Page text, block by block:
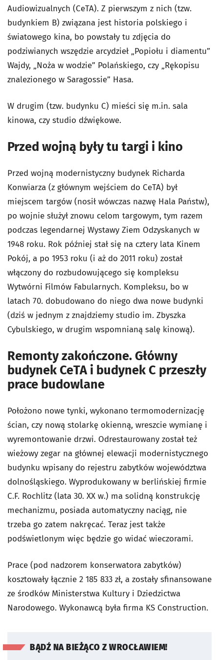
Audiowizualnych (CeTA). Z pierwszym z nich (tzw.
budynkiem B) związana jest historia polskiego i
światowego kina, bo powstały tu zdjęcia do
podziwianych wszędzie arcydzieł „Popiołu i diamentu”
Wajdy, „Noża w wodzie” Polańskiego, czy „Rękopisu
znalezionego w Saragossie” Hasa.
W drugim (tzw. budynku C) mieści się m.in. sala
kinowa, czy studio dźwiękowe.
Przed wojną były tu targi i kino
Przed wojną modernistyczny budynek Richarda
Konwiarza (z głównym wejściem do CeTA) był
miejscem targów (nosił wówczas nazwę Hala Państw),
po wojnie służył znowu celom targowym, tym razem
podczas legendarnej Wystawy Ziem Odzyskanych w
1948 roku. Rok później stał się na cztery lata Kinem
Pokój, a po 1953 roku (i aż do 2011 roku) został
włączony do rozbudowującego się kompleksu
Wytwórni Filmów Fabularnych. Kompleksu, bo w
latach 70. dobudowano do niego dwa nowe budynki
(dziś w jednym z znajdziemy studio im. Zbyszka
Cybulskiego, w drugim wspomnianą salę kinową).
Remonty zakończone. Główny
budynek CeTA i budynek C przeszły
prace budowlane
Położono nowe tynki, wykonano termomodernizację
ścian, czy nową stolarkę okienną, wreszcie wymianę i
wyremontowanie drzwi. Odrestaurowany został też
wieżowy zegar na głównej elewacji modernistycznego
budynku wpisany do rejestru zabytków województwa
dolnośląskiego. Wyprodukowany w berlińskiej firmie
C.F. Rochlitz (lata 30. XX w.) ma solidną konstrukcję
mechanizmu, posiada automatyczny naciąg, nie
trzeba go zatem nakręcać. Teraz jest także
podświetlonym więc będzie go widać wieczorami.
Prace (pod nadzorem konserwatora zabytków)
kosztowały łącznie 2 185 833 zł, a zostały sfinansowane
ze środków Ministerstwa Kultury i Dziedzictwa
Narodowego. Wykonawcą była firma KS Construction.
BĄDŹ NA BIEŻĄCO Z WROCŁAWIEM!